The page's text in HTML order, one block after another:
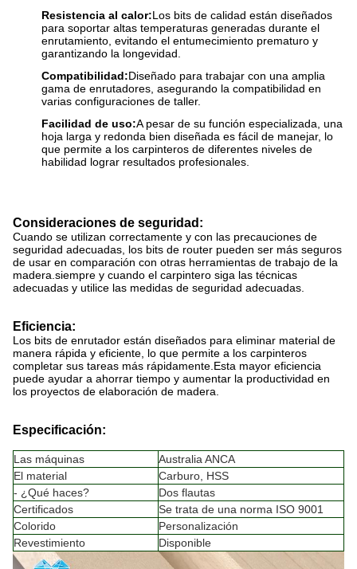
Resistencia al calor:Los bits de calidad están diseñados
para soportar altas temperaturas generadas durante el
enrutamiento, evitando el entumecimiento prematuro y
garantizando la longevidad.
Compatibilidad:Diseñado para trabajar con una amplia
gama de enrutadores, asegurando la compatibilidad en
varias configuraciones de taller.
Facilidad de uso:A pesar de su función especializada, una
hoja larga y redonda bien diseñada es fácil de manejar, lo
que permite a los carpinteros de diferentes niveles de
habilidad lograr resultados profesionales.
Consideraciones de seguridad:
Cuando se utilizan correctamente y con las precauciones de
seguridad adecuadas, los bits de router pueden ser más seguros
de usar en comparación con otras herramientas de trabajo de la
madera.siempre y cuando el carpintero siga las técnicas
adecuadas y utilice las medidas de seguridad adecuadas.
Eficiencia:
Los bits de enrutador están diseñados para eliminar material de
manera rápida y eficiente, lo que permite a los carpinteros
completar sus tareas más rápidamente.Esta mayor eficiencia
puede ayudar a ahorrar tiempo y aumentar la productividad en
los proyectos de elaboración de madera.
Especificación:
Las máquinas
Australia ANCA
El material
Carburo, HSS
- ¿Qué haces?
Dos flautas
Certificados
Se trata de una norma ISO 9001
Colorido
Personalización
Revestimiento
Disponible